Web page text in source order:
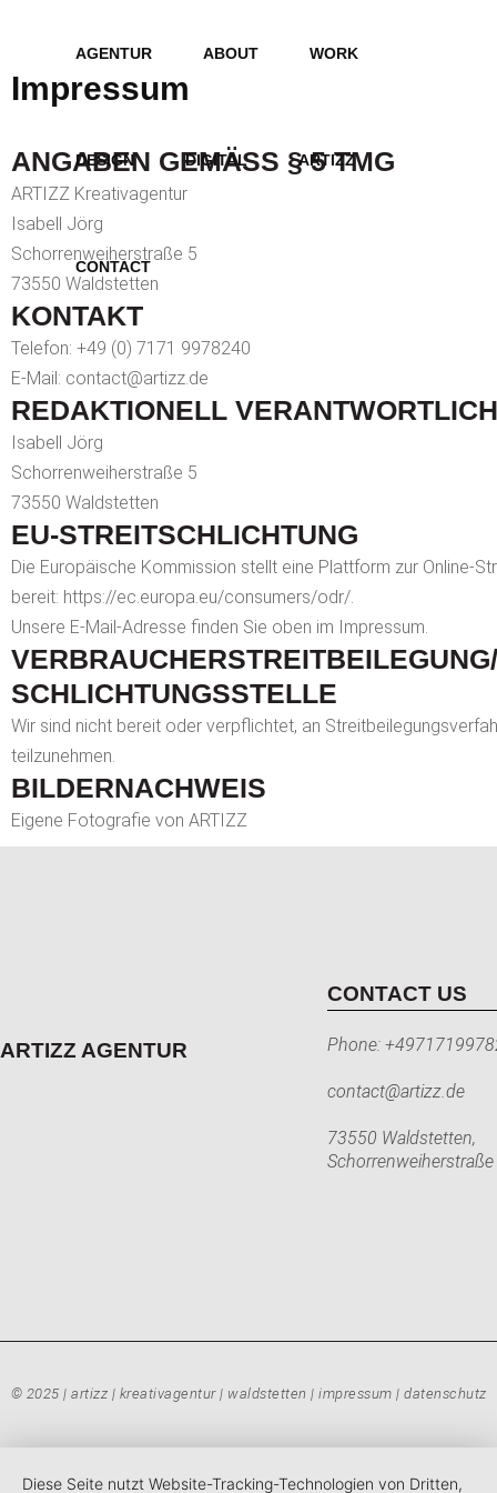
AGENTUR ABOUT WORK
DESIGN DIGITAL ARTIZZ
CONTACT
Impressum
ANGABEN GEMÄSS § 5 TMG
ARTIZZ Kreativagentur
Isabell Jörg
Schorrenweiherstraße 5
73550 Waldstetten
KONTAKT
Telefon: +49 (0) 7171 9978240
E-Mail: contact@artizz.de
REDAKTIONELL VERANTWORTLICH
Isabell Jörg
Schorrenweiherstraße 5
73550 Waldstetten
EU-STREITSCHLICHTUNG
Die Europäische Kommission stellt eine Plattform zur Online-
bereit: https://ec.europa.eu/consumers/odr/.
Unsere E-Mail-Adresse finden Sie oben im Impressum.
SCHLICHTUNGS­STELLE
Wir sind nicht bereit oder verpflichtet, an
teilzunehmen.
BILDERNACHWEIS
Eigene Fotografie von ARTIZZ
ARTIZZ AGENTUR
CONTACT US
Phone:
contact@artizz.de
73550 Waldstetten,
© 2025 | artizz | kreativagentur | waldstetten | impressum | datenschutz
Diese Seite nutzt Website-Tracking-Technologien von Dritten,